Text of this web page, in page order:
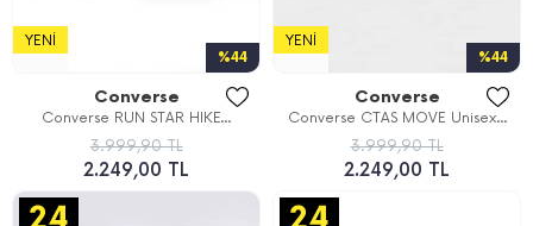
%44
YENI
Converse
Converse RUN STAR HIKE...
3.999,90 TL
2.249,00 TL
%44
YENI
Converse
Converse CTAS MOVE Unisex...
3.999,90 TL
2.249,00 TL